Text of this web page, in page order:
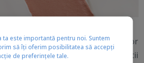
pentru Sun Protection Factor
Solară). Află tot ce trebuie să știi
ta este importantă pentru noi. Suntem
să îți oferim posibilitatea să accepți
de preferințele tale.